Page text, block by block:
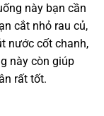
này bạn cần
cắt nhỏ rau củ,
nước cốt chanh,
này còn giúp
rất tốt.